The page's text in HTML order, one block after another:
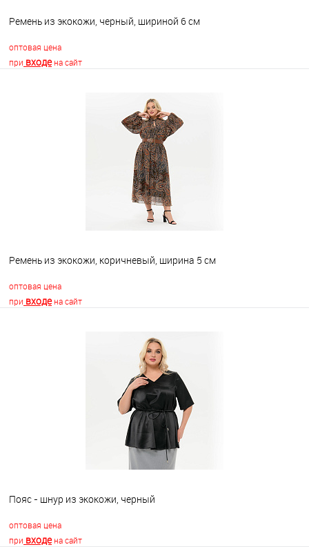
Ремень из экокожи, черный, шириной 6 см
оптовая цена
при входена сайт
В корзину
Ремень из экокожи, коричневый, ширина 5 см
оптовая цена
при входена сайт
В корзину
Пояс - шнур из экокожи, черный
оптовая цена
при входена сайт